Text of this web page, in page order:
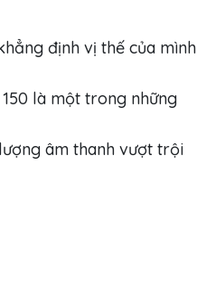
định vị thế của mình
là một trong những
âm thanh vượt trội